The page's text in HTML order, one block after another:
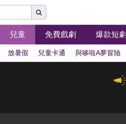
兒童 免費戲劇 爆款短劇
放暑假 兒童卡通 與哆啦A夢冒險